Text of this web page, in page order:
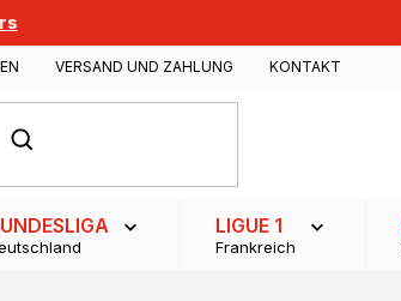
VERSAND UND ZAHLUNG KONTAKT
SUCHEN
LIGUE 1
Frankreich